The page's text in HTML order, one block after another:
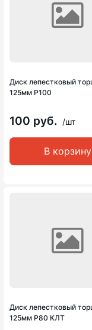
Диск лепестковый
125мм Р100
100 руб. /шт
В корзину
Диск лепестковый
125мм Р80 КЛТ